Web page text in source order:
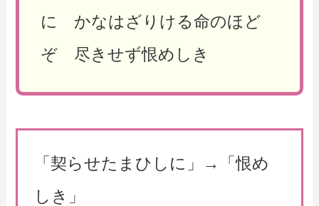
に かなはざりける命のほど
ぞ 尽きせず恨めしき
「契らせたまひしに」→「恨め
しき」